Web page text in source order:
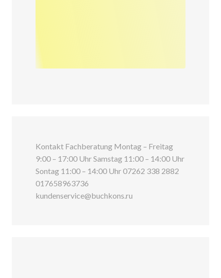
Kontakt Fachberatung Montag – Freitag
9:00 – 17:00 Uhr Samstag 11:00 – 14:00 Uhr
Sontag 11:00 – 14:00 Uhr 07262 338 2882
017658963736
kundenservice@buchkons.ru